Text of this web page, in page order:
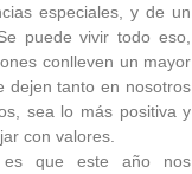
especiales, y de un
puede vivir todo eso,
conlleven un mayor
dejen tanto en nosotros
sea lo más positiva y
con valores.
que este año nos